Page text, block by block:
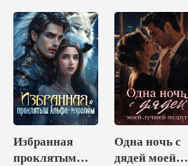
Избранная
проклятым
Одна ночь с
дядей моей